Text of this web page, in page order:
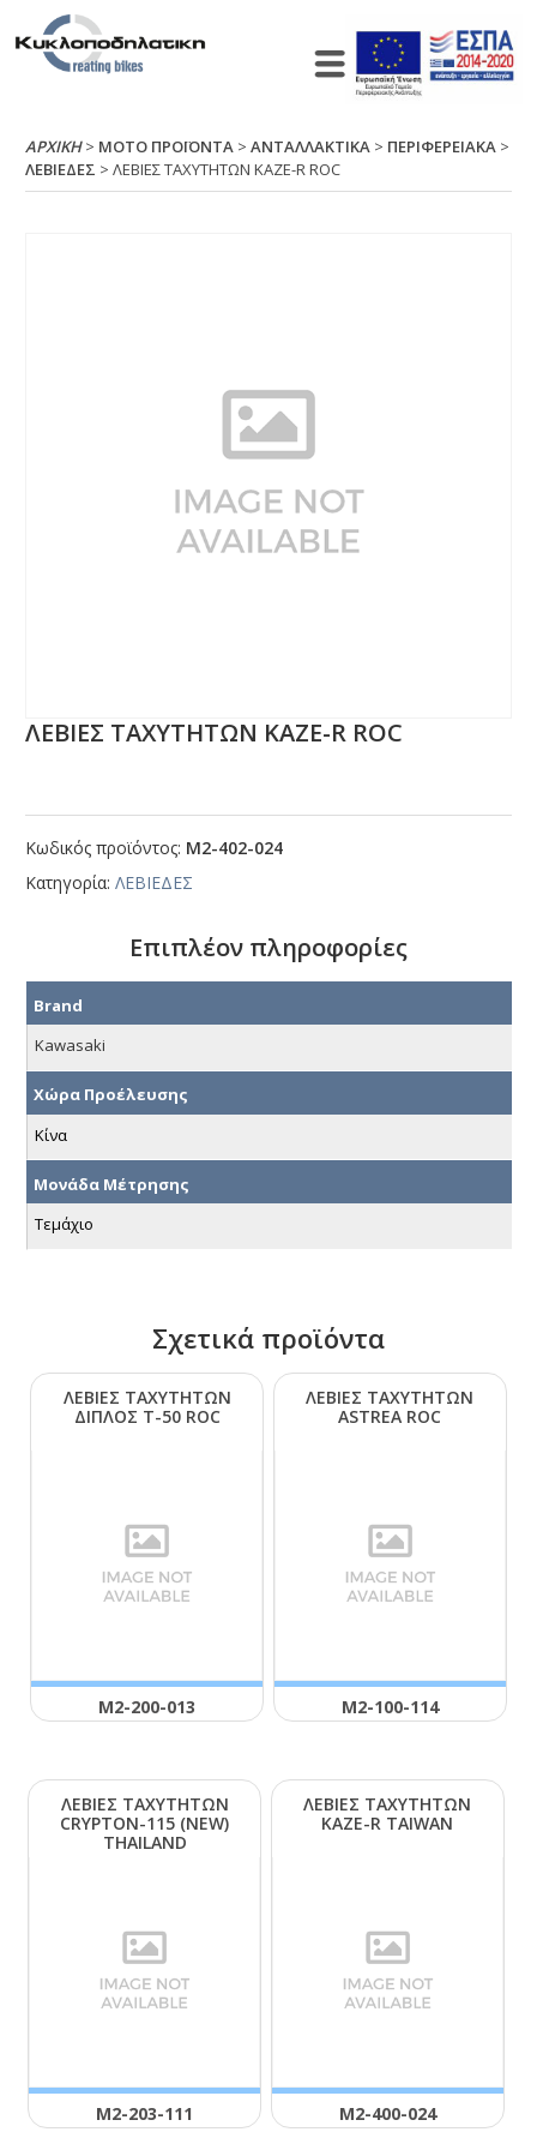
ΑΡΧΙΚΉ> ΜΟΤΟ ΠΡΟΪΟΝΤΑ >ΑΝΤΑΛΛΑΚΤΙΚΑ > ΠΕΡΙΦΕΡΕΙΑΚΑ >
ΛΕΒΙΕΔΕΣ > ΛΕΒΙΕΣ ΤΑΧΥΤΗΤΩΝ ΚΑΖΕ-R RΟC
ΛΕΒΙΕΣ ΤΑΧΥΤΗΤΩΝ ΚΑΖΕ-R RΟC
Κωδικός προϊόντος: Μ2-402-024
Κατηγορία:ΛΕΒΙΕΔΕΣ
Επιπλέον πληροφορίες
Brand
Kawasaki
Χώρα Προέλευσης
Κίνα
Μονάδα Μέτρησης
Τεμάχιο
Σχετικά προϊόντα
ΛΕΒΙΕΣ ΤΑΧΥΤΗΤΩΝ
ΔΙΠΛΟΣ Τ-50 RΟC
Μ2-200-013
ΛΕΒΙΕΣ ΤΑΧΥΤΗΤΩΝ
ΑSΤRΕΑ RΟC
Μ2-100-114
ΛΕΒΙΕΣ ΤΑΧΥΤΗΤΩΝ
CRΥΡΤΟΝ-115 (ΝΕW)
ΤΗΑΙLΑΝD
Μ2-203-111
ΛΕΒΙΕΣ ΤΑΧΥΤΗΤΩΝ
ΚΑΖΕ-R ΤΑΙWΑΝ
Μ2-400-024